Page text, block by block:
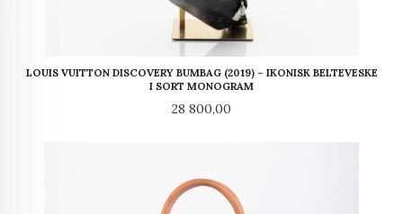
LOUIS VUITTON DISCOVERY BUMBAG (2019) – IKONISK BELTEVESKE
I SORT MONOGRAM
Pris
28 800,00